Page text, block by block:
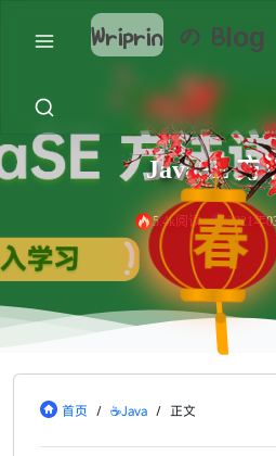
Wriprin の Blog
JavaSE 方
5.4k阅读 2021年
首页 / ☕Java / 正文
春